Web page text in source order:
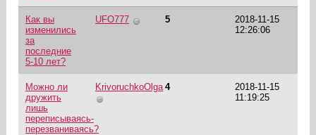
Как вы
изменились
за
последние
5-10 лет?
UFO777 5
2018-11-15
12:26:06
Можно ли
дружить
лишь
переписываясь-
перезваниваясь?
KrivoruchkoOlga 4
2018-11-15
11:19:25